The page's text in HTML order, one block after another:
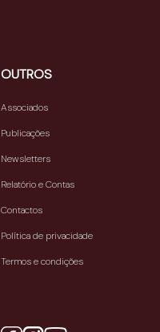
OUTROS
Associados
Publicações
Newsletters
Relatório e Contas
Contactos
Política de privacidade
Termos e condições